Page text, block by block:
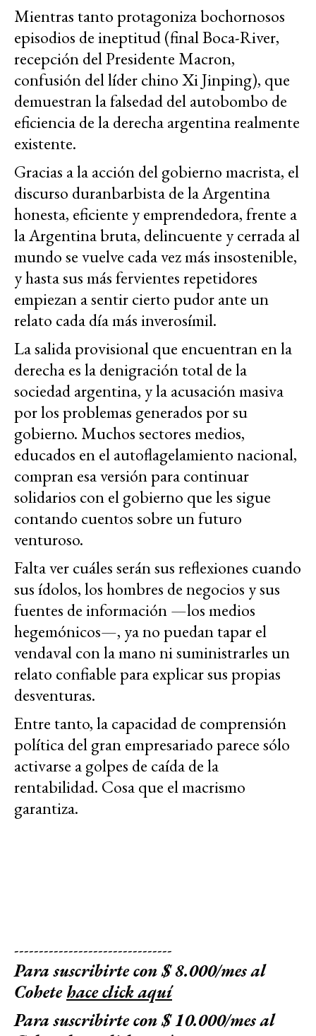
Mientras tanto protagoniza bochornosos
episodios de ineptitud (final Boca-River,
recepción del Presidente Macron,
confusión del líder chino Xi Jinping), que
demuestran la falsedad del autobombo de
eficiencia de la derecha argentina realmente
existente.
Gracias a la acción del gobierno macrista, el
discurso duranbarbista de la Argentina
honesta, eficiente y emprendedora, frente a
la Argentina bruta, delincuente y cerrada al
mundo se vuelve cada vez más insostenible,
y hasta sus más fervientes repetidores
empiezan a sentir cierto pudor ante un
relato cada día más inverosímil.
La salida provisional que encuentran en la
derecha es la denigración total de la
sociedad argentina, y la acusación masiva
por los problemas generados por su
gobierno. Muchos sectores medios,
educados en el autoflagelamiento nacional,
compran esa versión para continuar
solidarios con el gobierno que les sigue
contando cuentos sobre un futuro
venturoso.
Falta ver cuáles serán sus reflexiones cuando
sus ídolos, los hombres de negocios y sus
fuentes de información —los medios
hegemónicos—, ya no puedan tapar el
vendaval con la mano ni suministrarles un
relato confiable para explicar sus propias
desventuras.
Entre tanto, la capacidad de comprensión
política del gran empresariado parece sólo
activarse a golpes de caída de la
rentabilidad. Cosa que el macrismo
garantiza.
--------------------------------
Para suscribirte con $ 8.000/mes al
Cohetehace click aquí
Para suscribirte con $ 10.000/mes al